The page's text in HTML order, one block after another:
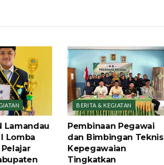
Lamandau
Lomba
BERITA & KEGIATAN
Pembinaan Pegawai
dan Bimbingan Teknis
Kepegawaian
Tingkatkan